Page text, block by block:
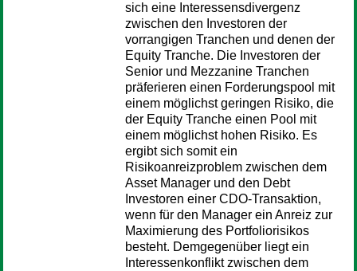
sich eine Interessensdivergenz
zwischen den Investoren der
vorrangigen Tranchen und denen der
Equity Tranche. Die Investoren der
Senior und Mezzanine Tranchen
präferieren einen Forderungspool mit
einem möglichst geringen Risiko, die
der Equity Tranche einen Pool mit
einem möglichst hohen Risiko. Es
ergibt sich somit ein
Risikoanreizproblem zwischen dem
Asset Manager und den Debt
Investoren einer CDO-Transaktion,
wenn für den Manager ein Anreiz zur
Maximierung des Portfoliorisikos
besteht. Demgegenüber liegt ein
Interessenkonflikt zwischen dem